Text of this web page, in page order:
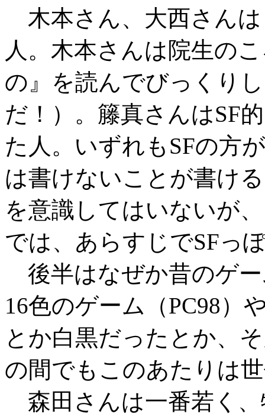
木本さん、大西さん
人。木本さんは院生の
の』を読んでびっくり
だ！）。籐真さんはSF
た人。いずれもSFの方
は書けないことが書け
を意識してはいないが
では、あらすじでSFっ
後半はなぜか昔のゲ
16色のゲーム（PC98）
とか白黒だったとか、
の間でもこのあたりは
森田さんは一番若く